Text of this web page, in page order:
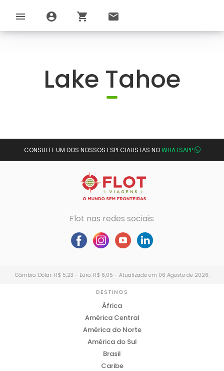
menu account_circle shopping_cart email
Lake Tahoe
CONSULTE UM DOS NOSSOS ESPECIALISTAS NOWHATSAPP
Flot nas redes sociais:
Câmbio: Dólar: R$ 5,23 - Euro: R$ 6,05 - Atualizado em 06 Agosto de 2026.
DESTINOS
África
América Central
América do Norte
América do Sul
Brasil
Caribe